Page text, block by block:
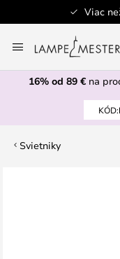
Viac
to
Content
16% od 89 € na
KÓD:
Svietniky